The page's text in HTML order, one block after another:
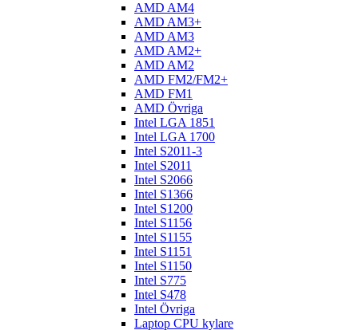
AMD AM4
AMD AM3+
AMD AM3
AMD AM2+
AMD AM2
AMD FM2/FM2+
AMD FM1
AMD Övriga
Intel LGA 1851
Intel LGA 1700
Intel S2011-3
Intel S2011
Intel S2066
Intel S1366
Intel S1200
Intel S1156
Intel S1155
Intel S1151
Intel S1150
Intel S775
Intel S478
Intel Övriga
Laptop CPU kylare